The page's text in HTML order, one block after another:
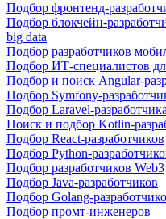
Подбор фронтенд-
Подбор блокчейн-
big data
Подбор разработчиков
Подбор ИТ-специалистов
Подбор и поиск Angular-
Подбор Symfony-
Подбор Laravel-разработчика
Поиск и подбор Kotlin-
Подбор React-разработчиков
Подбор Python-
Подбор разработчиков Web3
Подбор Java-разработчиков
Подбор Golang-
Подбор промт-инженеров